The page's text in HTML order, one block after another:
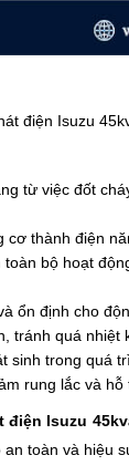
điện Isuzu
từ việc đốt
cơ thành điện
bộ hoạt
ổn định cho
tránh quá nhiệt
sinh trong quá
rung lắc và
điện Isuzu
toàn và hiệu